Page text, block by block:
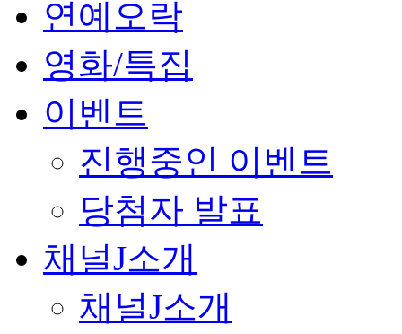
연예오락
영화/특집
이벤트
진행중인 이벤트
당첨자 발표
채널J소개
채널J소개